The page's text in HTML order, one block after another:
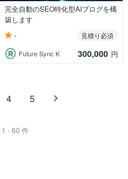
完全自動のSEO特化型AIブログを構
築します
-
見積り必須
Future Sync K
300,000 円
4 5
1 - 60 件